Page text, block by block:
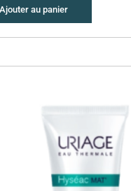
Ajouter au panier